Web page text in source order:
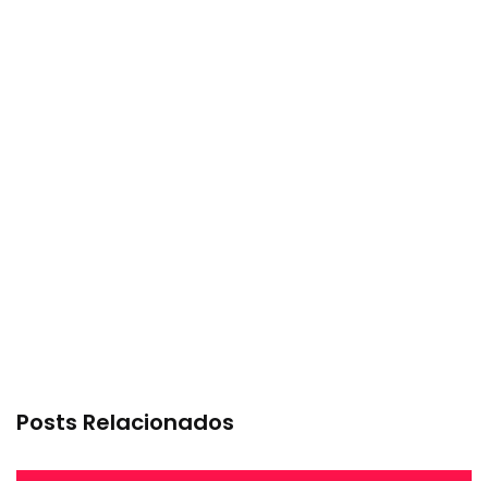
Posts Relacionados